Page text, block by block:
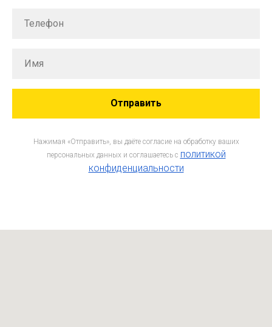
Отправить
Нажимая «Отправить», вы даёте согласие на обработку ваших
персональных данных и соглашаетесь c политикой
конфиденциальности